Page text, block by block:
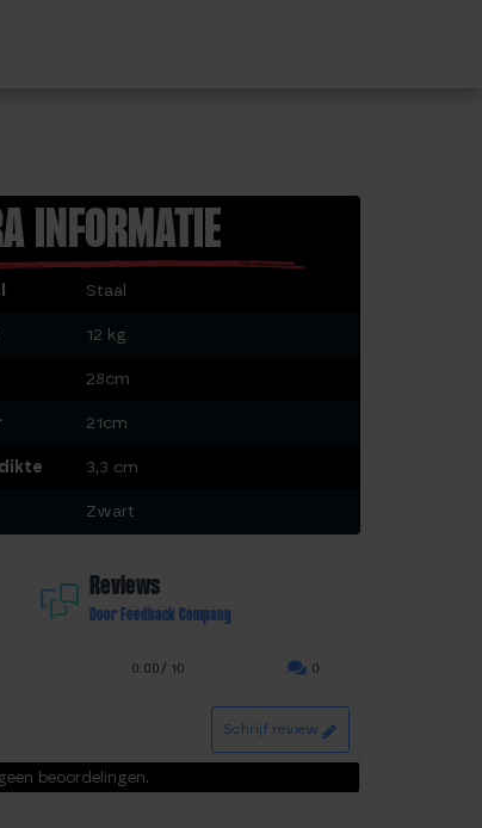
INFORMATIE
Staal
12 kg
28cm
21cm
3,3 cm
Zwart
Reviews
Door Feedback Company
0.00/ 10 0
Schrijf review
beoordelingen.